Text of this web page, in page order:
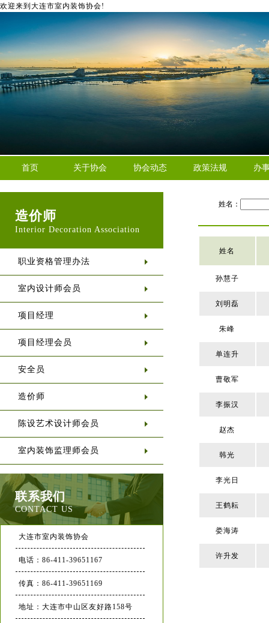
欢迎来到大连市室内装饰协会!
首页 关于协会 协会动态 政策法规 办
造价师
Interior Decoration Association
职业资格管理办法
室内设计师会员
项目经理
项目经理会员
安全员
造价师
陈设艺术设计师会员
室内装饰监理师会员
联系我们
CONTACT US
大连市室内装饰协会
电话：86-411-39651167
传真：86-411-39651169
地址：大连市中山区友好路158号
姓名：
姓名
孙慧子
刘明磊
朱峰
单连升
曹敬军
李振汉
赵杰
韩光
李光日
王鹤耘
娄海涛
许升发